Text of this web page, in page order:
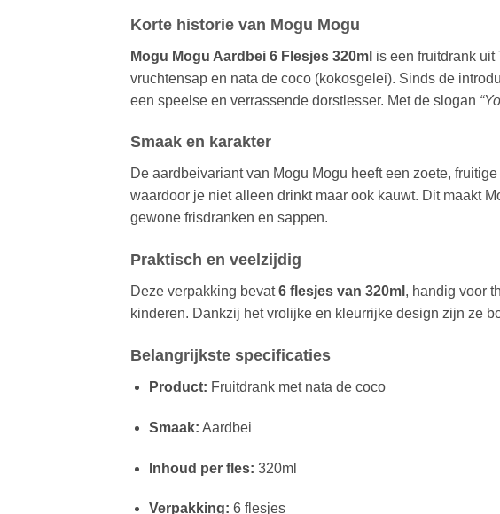
Korte historie van Mogu Mogu
Mogu Mogu Aardbei 6 Flesjes 320ml is een fruitdrank
vruchtensap en nata de coco (kokosgelei). Sinds de
een speelse en verrassende dorstlesser. Met de slogan
Smaak en karakter
De aardbeivariant van Mogu Mogu heeft een zoete,
waardoor je niet alleen drinkt maar ook kauwt. Dit maakt
gewone frisdranken en sappen.
Praktisch en veelzijdig
Deze verpakking bevat6 flesjes van 320ml , handig voor
kinderen. Dankzij het vrolijke en kleurrijke design zijn ze
Belangrijkste specificaties
Product: Fruitdrank met nata de coco
Smaak: Aardbei
Inhoud per fles: 320ml
Verpakking: 6 flesjes